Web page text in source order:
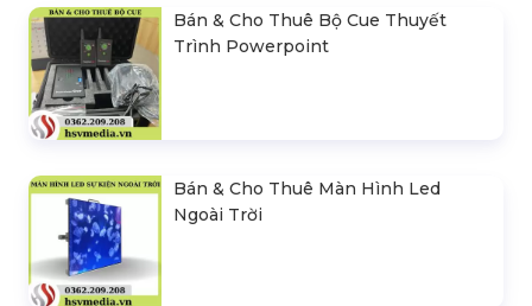
Bán & Cho Thuê Bộ Cue Thuyết
Trình Powerpoint
Bán & Cho Thuê Màn Hình Led
Ngoài Trời